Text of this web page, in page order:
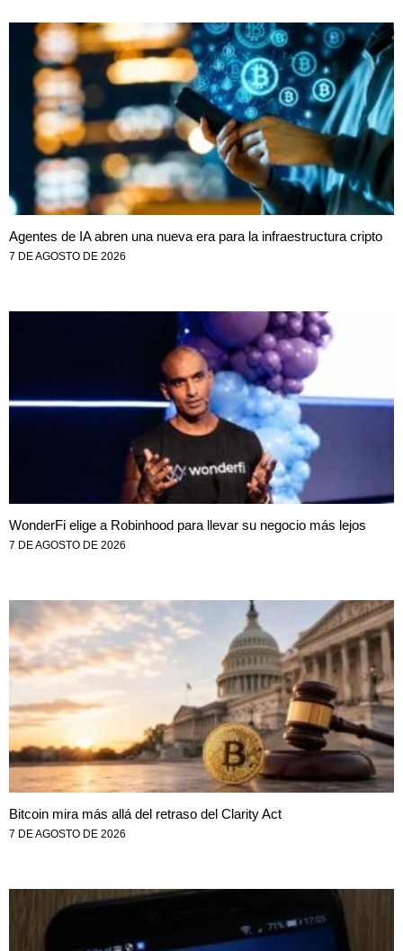
Agentes de IA abren una nueva era para la infraestructura cripto
7 DE AGOSTO DE 2026
WonderFi elige a Robinhood para llevar su negocio más lejos
7 DE AGOSTO DE 2026
Bitcoin mira más allá del retraso del Clarity Act
7 DE AGOSTO DE 2026